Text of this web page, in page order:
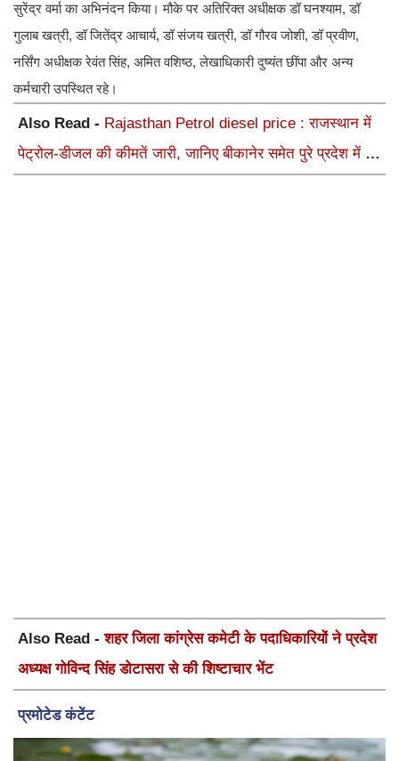
सुरेंद्र वर्मा का अभिनंदन किया। मौके पर अतिरिक्त अधीक्षक डॉ घनश्याम, डॉ
गुलाब खत्री, डॉ जितेंद्र आचार्य, डॉ संजय खत्री, डॉ गौरव जोशी, डॉ प्रवीण,
नर्सिंग अधीक्षक रेवंत सिंह, अमित वशिष्ठ, लेखाधिकारी दुष्यंत छींपा और अन्य
कर्मचारी उपस्थित रहे।
Also Read - Rajasthan Petrol diesel price : राजस्थान में
पेट्रोल-डीजल की कीमतें जारी, जानिए बीकानेर समेत पुरे प्रदेश में नए
Also Read -शहर जिला कांग्रेस कमेटी के पदाधिकारियों ने प्रदेश
अध्यक्ष गोविन्द सिंह डोटासरा से की शिष्टाचार भेंट